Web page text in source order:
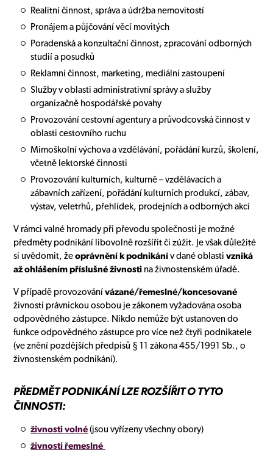
Realitní činnost, správa a údržba nemovitostí
Pronájem a půjčování věcí movitých
Poradenská a konzultační činnost, zpracování odborných
studií a posudků
Reklamní činnost, marketing, mediální zastoupení
Služby v oblasti administrativní správy a služby
organizačně hospodářské povahy
Provozování cestovní agentury a průvodcovská činnost v
oblasti cestovního ruchu
Mimoškolní výchova a vzdělávání, pořádání kurzů, školení,
včetně lektorské činnosti
Provozování kulturních, kulturně – vzdělávacích a
zábavních zařízení, pořádání kulturních produkcí, zábav,
výstav, veletrhů, přehlídek, prodejních a odborných akcí
V rámci valné hromady při převodu společnosti je možné
předměty podnikání libovolně rozšířit či zúžit. Je však důležité
si uvědomit, žeoprávnění k podnikánív dané oblastivzniká
až ohlášením příslušné živnosti na živnostenském úřadě.
V případě provozovánívázané/řemeslné/koncesované
živnosti právnickou osobou je zákonem vyžadována osoba
odpovědného zástupce. Nikdo nemůže být ustanoven do
funkce odpovědného zástupce pro více než čtyři podnikatele
(ve znění pozdějších předpisů § 11 zákona 455/1991 Sb., o
živnostenském podnikání).
PŘEDMĚT PODNIKÁNÍ LZE ROZŠÍŘIT O TYTO
ČINNOSTI:
živnosti volné(jsou vyřízeny všechny obory)
živnosti řemeslné